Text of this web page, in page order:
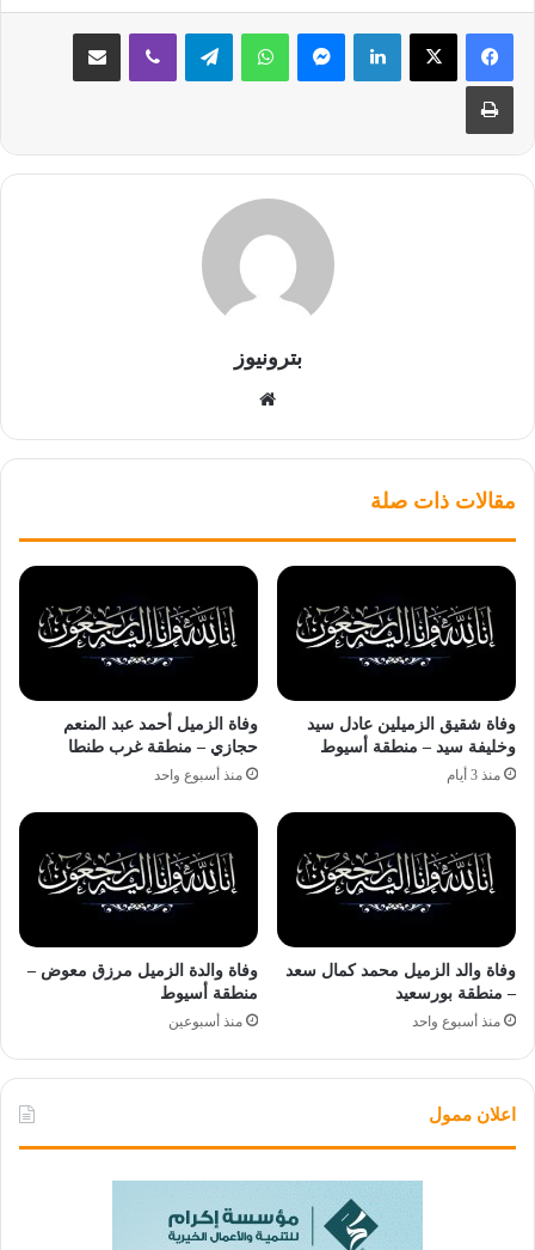
لينكدإن ماسنجر واتساب تيلقرام ڤايبر مشاركة عبر البريد
طباعة
بترونيوز
مقالات ذات صلة
وفاة شقيق الزميلين عادل سيد
وخليفة سيد – منطقة أسيوط
منذ 3 أيام
وفاة الزميل أحمد عبد المنعم
حجازي – منطقة غرب طنطا
منذ أسبوع واحد
وفاة والد الزميل محمد كمال سعد
– منطقة بورسعيد
منذ أسبوع واحد
وفاة والدة الزميل مرزق معوض –
منطقة أسيوط
منذ أسبوعين
اعلان ممول